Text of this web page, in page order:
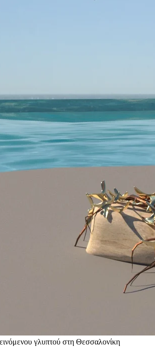
γλυπτού στη Θεσσαλονίκη